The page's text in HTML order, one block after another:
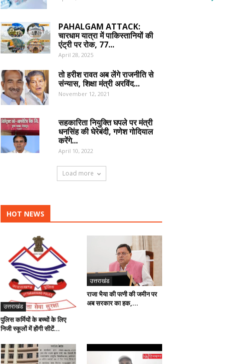
PAHALGAM ATTACK:
चारधाम यात्रा में पाकिस्तानियों की
एंट्री पर रोक, 77...
April 28, 2025
तो हरीश रावत अब लेंगे राजनीति से
संन्यास, शिक्षा मंत्री अरविंद...
November 12, 2021
सहकारिता नियुक्ति घपले पर मंत्री
धनसिंह की घेरेबंदी, गणेश गोदियाल
करेंगे...
April 10, 2022
Load more
HOT NEWS
उत्तराखंड
पुलिस कर्मियों के बच्चों के लिए
निजी स्कूलों में होंगी सीटें...
उत्तराखंड
राजा भैया की पत्नी की जमीन पर
अब सरकार का हक,...